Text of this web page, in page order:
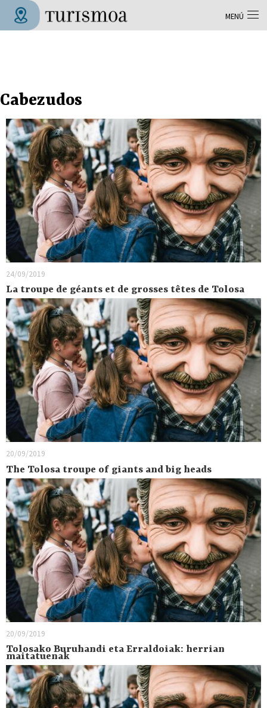
Pasar al contenido principal
Cabezudos
24/09/2019
La troupe de géants et de grosses têtes de Tolosa
20/09/2019
The Tolosa troupe of giants and big heads
20/09/2019
Tolosako Buruhandi eta Erraldoiak: herrian
maitatuenak
MENÚ